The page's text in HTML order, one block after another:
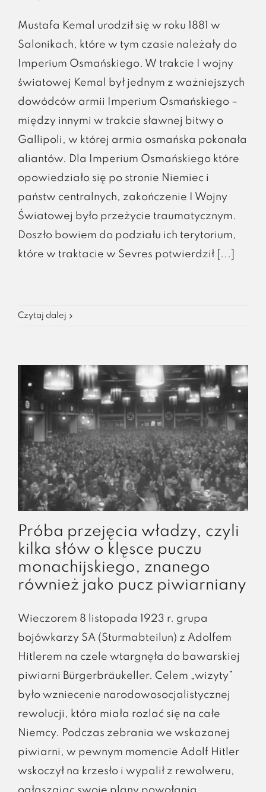
Mustafa Kemal urodził się w roku 1881 w
Salonikach, które w tym czasie należały do
Imperium Osmańskiego. W trakcie I wojny
światowej Kemal był jednym z ważniejszych
dowódców armii Imperium Osmańskiego –
między innymi w trakcie sławnej bitwy o
Gallipoli, w której armia osmańska pokonała
aliantów. Dla Imperium Osmańskiego które
opowiedziało się po stronie Niemiec i
państw centralnych, zakończenie I Wojny
Światowej było przeżycie traumatycznym.
Doszło bowiem do podziału ich terytorium,
które w traktacie w Sevres potwierdził [...]
Czytaj dalej
Próba przejęcia władzy, czyli
kilka słów o klęsce puczu
monachijskiego, znanego
również jako pucz piwiarniany
Wieczorem 8 listopada 1923 r. grupa
bojówkarzy SA (Sturmabteilun) z Adolfem
Hitlerem na czele wtargnęła do bawarskiej
piwiarni Bürgerbräukeller. Celem „wizyty”
było wzniecenie narodowosocjalistycznej
rewolucji, która miała rozlać się na całe
Niemcy. Podczas zebrania we wskazanej
piwiarni, w pewnym momencie Adolf Hitler
wskoczył na krzesło i wypalił z rewolweru,